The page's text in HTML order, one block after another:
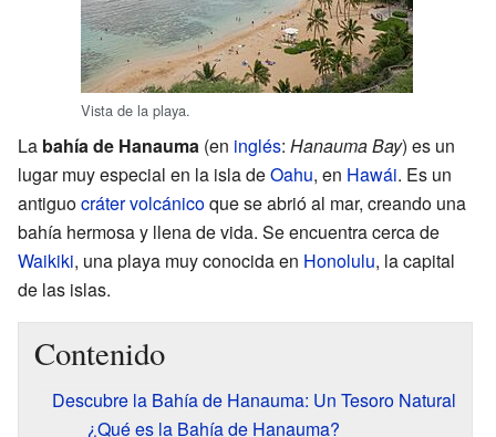
Vista de la playa.
La bahía de Hanauma (en inglés: Hanauma Bay) es un
lugar muy especial en la isla deOahu, en Hawái. Es un
antiguocráter volcánicoque se abrió al mar, creando una
bahía hermosa y llena de vida. Se encuentra cerca de
Waikiki, una playa muy conocida en Honolulu, la capital
de las islas.
Contenido
Descubre la Bahía de Hanauma: Un Tesoro Natural
¿Qué es la Bahía de Hanauma?